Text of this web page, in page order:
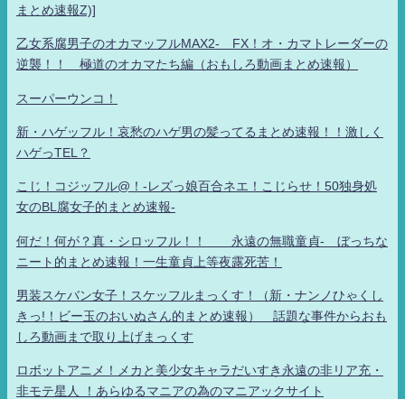
まとめ速報Z)]
乙女系腐男子のオカマッフルMAX2- FX！オ・カマトレーダーの
逆襲！！ 極道のオカマたち編（おもしろ動画まとめ速報）
スーパーウンコ！
新・ハゲッフル！哀愁のハゲ男の髪ってるまとめ速報！！激しく
ハゲっTEL？
こじ！コジッフル@！-レズっ娘百合ネエ！こじらせ！50独身処
女のBL腐女子的まとめ速報-
何だ！何が？真・シロッフル！！ 永遠の無職童貞- ぼっちな
ニート的まとめ速報！一生童貞上等夜露死苦！
男装スケバン女子！スケッフルまっくす！（新・ナンノひゃくし
きっ!！ビー玉のおいぬさん的まとめ速報） 話題な事件からおも
しろ動画まで取り上げまっくす
ロボットアニメ！メカと美少女キャラだいすき永遠の非リア充・
非モテ星人 ！あらゆるマニアの為のマニアックサイト